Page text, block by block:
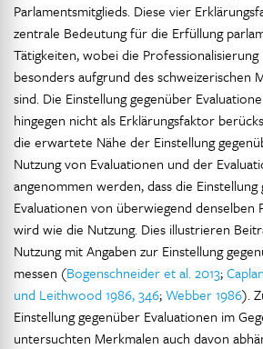
Parlamentsmitglieds. Diese vier
zentrale Bedeutung für die Erfüllung
Tätigkeiten, wobei die
besonders aufgrund des schweizerischen
sind. Die Einstellung gegenüber
hingegen nicht als Erklärungsfaktor
die erwartete Nähe der Einstellung
Nutzung von Evaluationen und der
angenommen werden, dass die
Evaluationen von überwiegend denselben
wird wie die Nutzung. Dies illustrieren
Nutzung mit Angaben zur Einstellung
messen (Bogenschneider et al. 2013;
und Leithwood 1986, 346;Webber 1986).
Einstellung gegenüber Evaluationen im
untersuchten Merkmalen auch davon